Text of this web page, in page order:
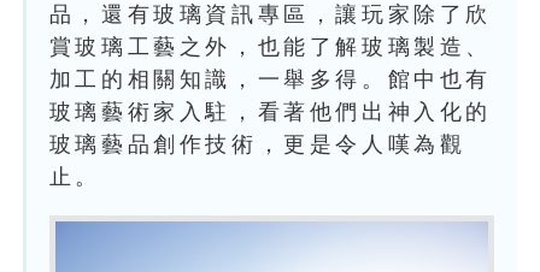
品，還有玻璃資訊專區，讓玩家除了欣
賞玻璃工藝之外，也能了解玻璃製造、
加工的相關知識，一舉多得。館中也有
玻璃藝術家入駐，看著他們出神入化的
玻璃藝品創作技術，更是令人嘆為觀
止。